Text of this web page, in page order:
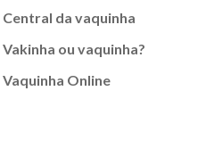
Central da vaquinha
Vakinha ou vaquinha?
Vaquinha Online